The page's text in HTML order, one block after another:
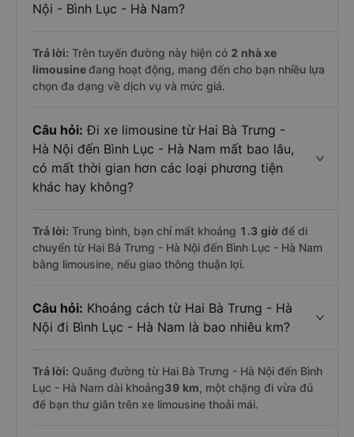
Nội - Bình Lục - Hà Nam?
Trả lời: Trên tuyến đường này hiện có 2 nhà xe
limousineđang hoạt động, mang đến cho bạn nhiều lựa
chọn đa dạng về dịch vụ và mức giá.
Câu hỏi: Đi xe limousine từ Hai Bà Trưng -
Hà Nội đến Bình Lục - Hà Nam mất bao lâu,
có mất thời gian hơn các loại phương tiện
khác hay không?
Trả lời: Trung bình, bạn chỉ mất khoảng 1.3 giờ để di
chuyển từ Hai Bà Trưng - Hà Nội đến Bình Lục - Hà Nam
bằng limousine, nếu giao thông thuận lợi.
Câu hỏi: Khoảng cách từ Hai Bà Trưng - Hà
Nội đi Bình Lục - Hà Nam là bao nhiêu km?
Trả lời: Quãng đường từ Hai Bà Trưng - Hà Nội đến Bình
Lục - Hà Nam dài khoảng39 km, một chặng đi vừa đủ
để bạn thư giãn trên xe limousine thoải mái.